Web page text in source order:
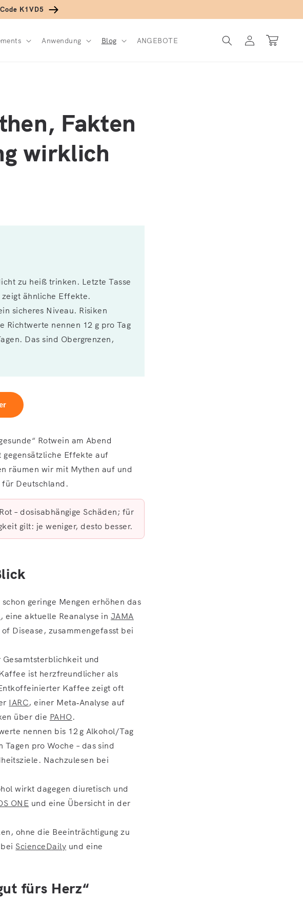
K1VD5
Anwendung Blog ANGEBOTE EinloggenWarenkorb
Fakten
wirklich
zu heiß trinken. Letzte Tasse
ähnliche Effekte.
sicheres Niveau. Risiken
Richtwerte nennen 12 g pro Tag
Das sind Obergrenzen,
Rotwein am Abend
gegensätzliche Effekte auf
räumen wir mit Mythen auf und
für Deutschland.
– dosisabhängige Schäden; für
gilt: je weniger, desto besser.
geringe Mengen erhöhen das
, eine aktuelle Reanalyse in JAMA
Disease, zusammengefasst bei
Gesamtsterblichkeit und
ist herzfreundlicher als
Kaffee zeigt oft
IARC, einer Meta‑Analyse auf
über die PAHO.
nennen bis 12 g Alkohol/Tag
pro Woche – das sind
Nachzulesen bei
wirkt dagegen diuretisch und
ONE und eine Übersicht in der
ohne die Beeinträchtigung zu
ScienceDaily und eine
fürs Herz“